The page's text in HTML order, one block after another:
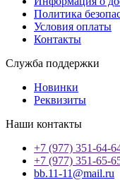
Политика
Условия оплаты
Контакты
Служба поддержки
Новинки
Реквизиты
Наши контакты
+7 (977) 351-64-
+7 (977) 351-65-
bb.11-11@mail.ru